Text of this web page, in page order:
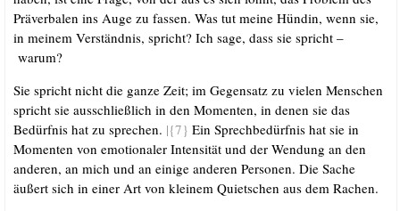
Prä­ver­ba­len ins Auge zu fas­sen. Was tut mei­ne Hün­din, wenn sie,
in mei­nem Ver­ständ­nis, spricht? Ich sage, dass sie spricht –
warum?
Sie spricht nicht die gan­ze Zeit; im Gegen­satz zu vie­len Men­schen
spricht sie aus­schließ­lich in den Momen­ten, in denen sie das
Bedürf­nis hat zu spre­chen. |{7} Ein Sprech­be­dürf­nis hat sie in
Momen­ten von emo­tio­na­ler Inten­si­tät und der Wen­dung an den
ande­ren, an mich und an eini­ge ande­ren Per­so­nen. Die Sache
äußert sich in einer Art von klei­nem Quiet­schen aus dem Rachen.